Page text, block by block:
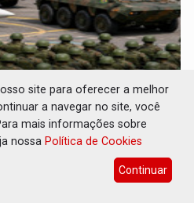
aparece como maior
do Sul
2026 às 16:30
site para oferecer a melhor
a navegar no site, você
mais informações sobre
nossa Política de Cookies
Continuar